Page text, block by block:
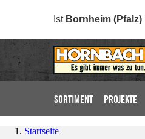
Ist Bornheim (Pfalz)
SORTIMENT PROJEKTE
Startseite